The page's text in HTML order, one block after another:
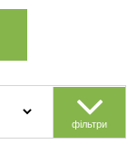
фільтри